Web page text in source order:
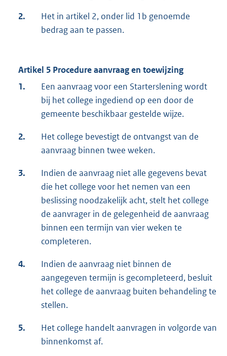
2.
Het in artikel 2, onder lid 1b genoemde
bedrag aan te passen.
Artikel 5 Procedure aanvraag en toewijzing
1.
Een aanvraag voor een Starterslening wordt
bij het college ingediend op een door de
gemeente beschikbaar gestelde wijze.
2.
Het college bevestigt de ontvangst van de
aanvraag binnen twee weken.
3.
Indien de aanvraag niet alle gegevens bevat
die het college voor het nemen van een
beslissing noodzakelijk acht, stelt het college
de aanvrager in de gelegenheid de aanvraag
binnen een termijn van vier weken te
completeren.
4.
Indien de aanvraag niet binnen de
aangegeven termijn is gecompleteerd, besluit
het college de aanvraag buiten behandeling te
stellen.
5.
Het college handelt aanvragen in volgorde van
binnenkomst af.